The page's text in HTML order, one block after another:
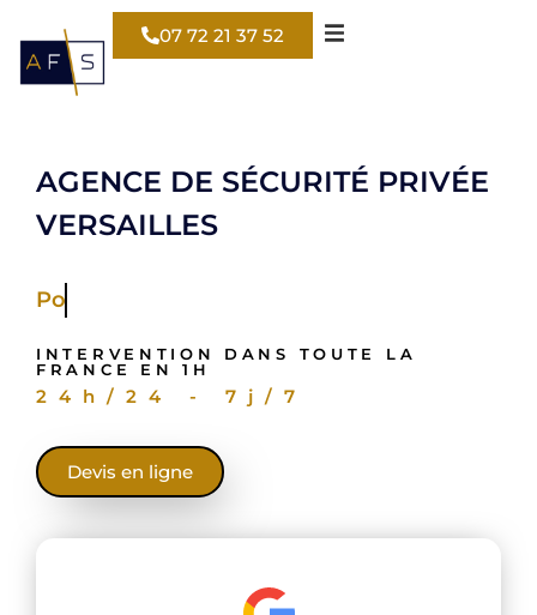
07 72 21 37 52
AGENCE DE SÉCURITÉ PRIVÉE
VERSAILLES
Pour votre entrepôt
INTERVENTION DANS TOUTE LA
FRANCE EN 1H
24h/24 - 7j/7
Devis en ligne